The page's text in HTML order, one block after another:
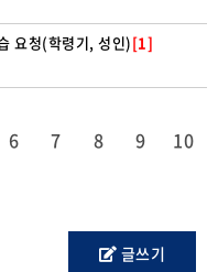
요청(학령기, 성인)[1]
6 7 8 9 10
글쓰기